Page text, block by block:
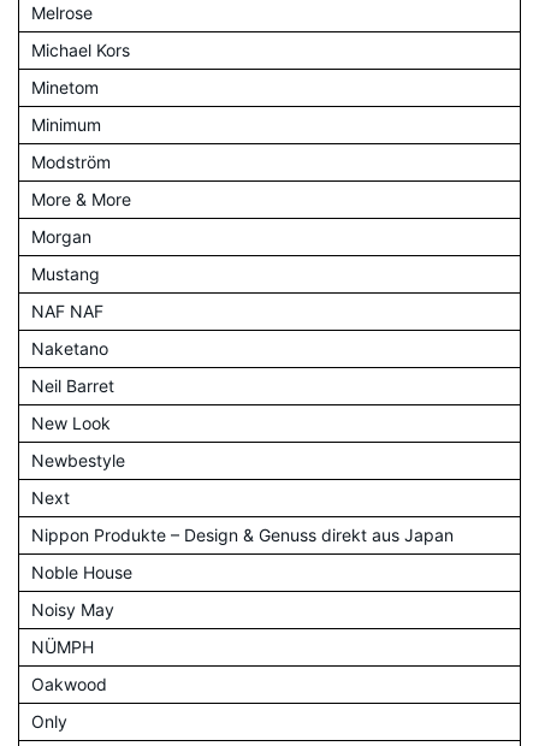
Melrose
Michael Kors
Minetom
Minimum
Modström
More & More
Morgan
Mustang
NAF NAF
Naketano
Neil Barret
New Look
Newbestyle
Next
Nippon Produkte – Design & Genuss direkt aus Japan
Noble House
Noisy May
NÜMPH
Oakwood
Only